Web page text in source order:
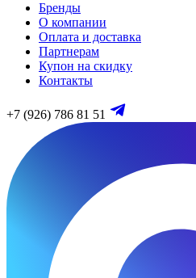
Бренды
О компании
Оплата и доставка
Партнерам
Купон на скидку
Контакты
+7 (926) 786 81 51